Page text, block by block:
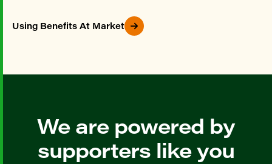
Using Benefits At Market
We are powered by
supporters like you